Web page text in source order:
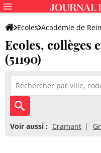
Ecoles Académie de
Ecoles, collèges
(51190)
Voir aussi : Cramant